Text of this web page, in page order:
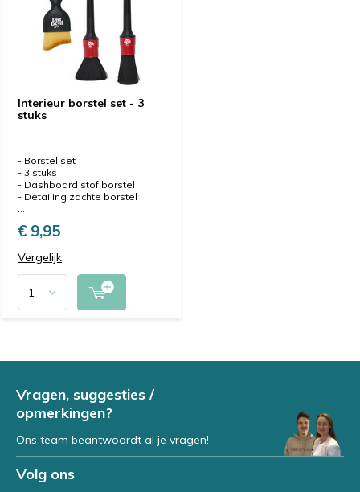
Interieur borstel set - 3
stuks
- Borstel set
- 3 stuks
- Dashboard stof borstel
- Detailing zachte borstel
...
€ 9,95
Vergelijk
Vragen, suggesties /
opmerkingen?
Ons team beantwoordt al je vragen!
Volg ons